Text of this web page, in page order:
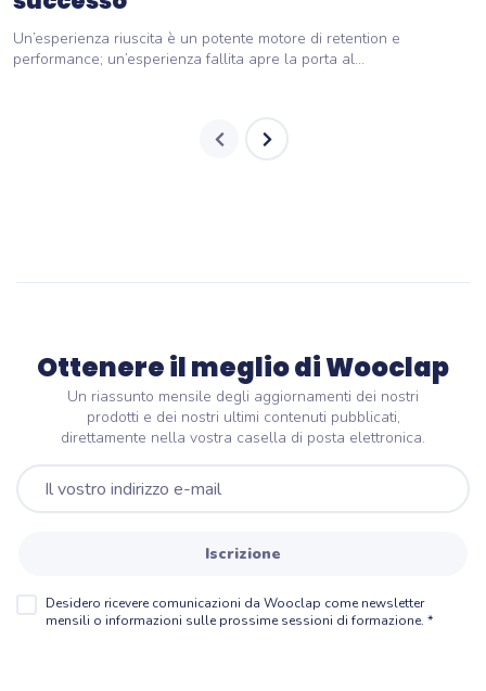
Un’esperienza riuscita è un potente motore di retention e
performance; un’esperienza fallita apre la porta al...
Ottenere il meglio di Wooclap
Un riassunto mensile degli aggiornamenti dei nostri
prodotti e dei nostri ultimi contenuti pubblicati,
direttamente nella vostra casella di posta elettronica.
Iscrizione
Desidero ricevere comunicazioni da Wooclap come newsletter
mensili o informazioni sulle prossime sessioni di formazione. *